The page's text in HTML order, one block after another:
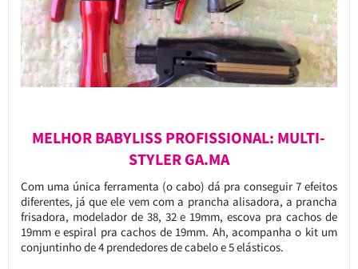
MELHOR BABYLISS PROFISSIONAL: MULTI-
STYLER GA.MA
Com uma única ferramenta (o cabo) dá pra conseguir 7 efeitos
diferentes, já que ele vem com a prancha alisadora, a prancha
frisadora, modelador de 38, 32 e 19mm, escova pra cachos de
19mm e espiral pra cachos de 19mm. Ah, acompanha o kit um
conjuntinho de 4 prendedores de cabelo e 5 elásticos.